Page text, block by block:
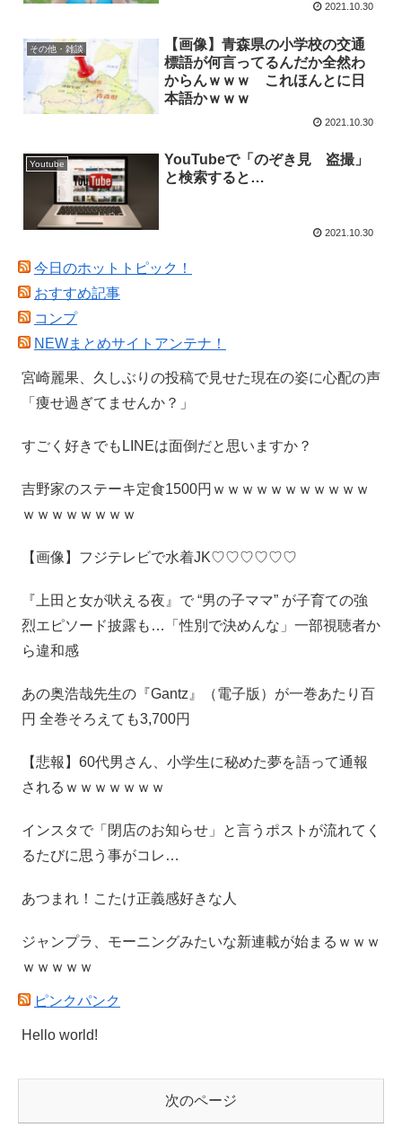
2021.10.30
その他・雑談
【画像】青森県の小学校の交通
標語が何言ってるんだか全然わ
からんｗｗｗ これほんとに日
本語かｗｗｗ
2021.10.30
Youtube
YouTubeで「のぞき見 盗撮」
と検索すると…
2021.10.30
今日のホットトピック！
おすすめ記事
コンプ
NEWまとめサイトアンテナ！
宮崎麗果、久しぶりの投稿で見せた現在の姿に心配の声
「痩せ過ぎてませんか？」
すごく好きでもLINEは面倒だと思いますか？
吉野家のステーキ定食1500円ｗｗｗｗｗｗｗｗｗｗｗ
ｗｗｗｗｗｗｗｗ
【画像】フジテレビで水着JK♡♡♡♡♡♡
『上田と女が吠える夜』で “男の子ママ” が子育ての強
烈エピソード披露も…「性別で決めんな」一部視聴者か
ら違和感
あの奥浩哉先生の『Gantz』（電子版）が一巻あたり百
円 全巻そろえても3,700円
【悲報】60代男さん、小学生に秘めた夢を語って通報
されるｗｗｗｗｗｗｗ
インスタで「閉店のお知らせ」と言うポストが流れてく
るたびに思う事がコレ…
あつまれ！こたけ正義感好きな人
ジャンプラ、モーニングみたいな新連載が始まるｗｗｗ
ｗｗｗｗｗ
ピンクパンク
Hello world!
次のページ